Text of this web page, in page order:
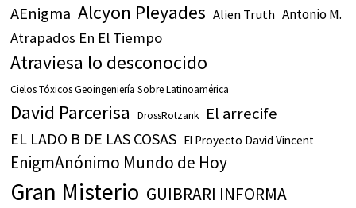
AEnigma Alcyon Pleyades Alien Truth Antonio M.
Atrapados En El Tiempo
Atraviesa lo desconocido
Cielos Tóxicos Geoingeniería Sobre Latinoamérica
David Parcerisa DrossRotzank El arrecife
EL LADO B DE LAS COSAS El Proyecto David Vincent
EnigmAnónimo Mundo de Hoy
Gran Misterio GUIBRARI INFORMA